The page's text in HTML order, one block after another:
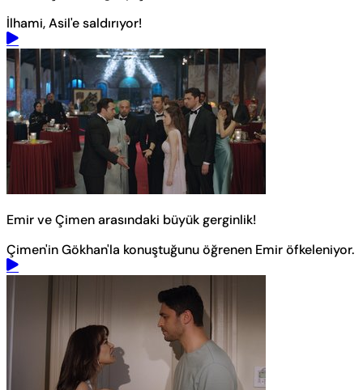
İlhami, Asil'e saldırıyor!
Emir ve Çimen arasındaki büyük gerginlik!
Çimen'in Gökhan'la konuştuğunu öğrenen Emir öfkeleniyor.